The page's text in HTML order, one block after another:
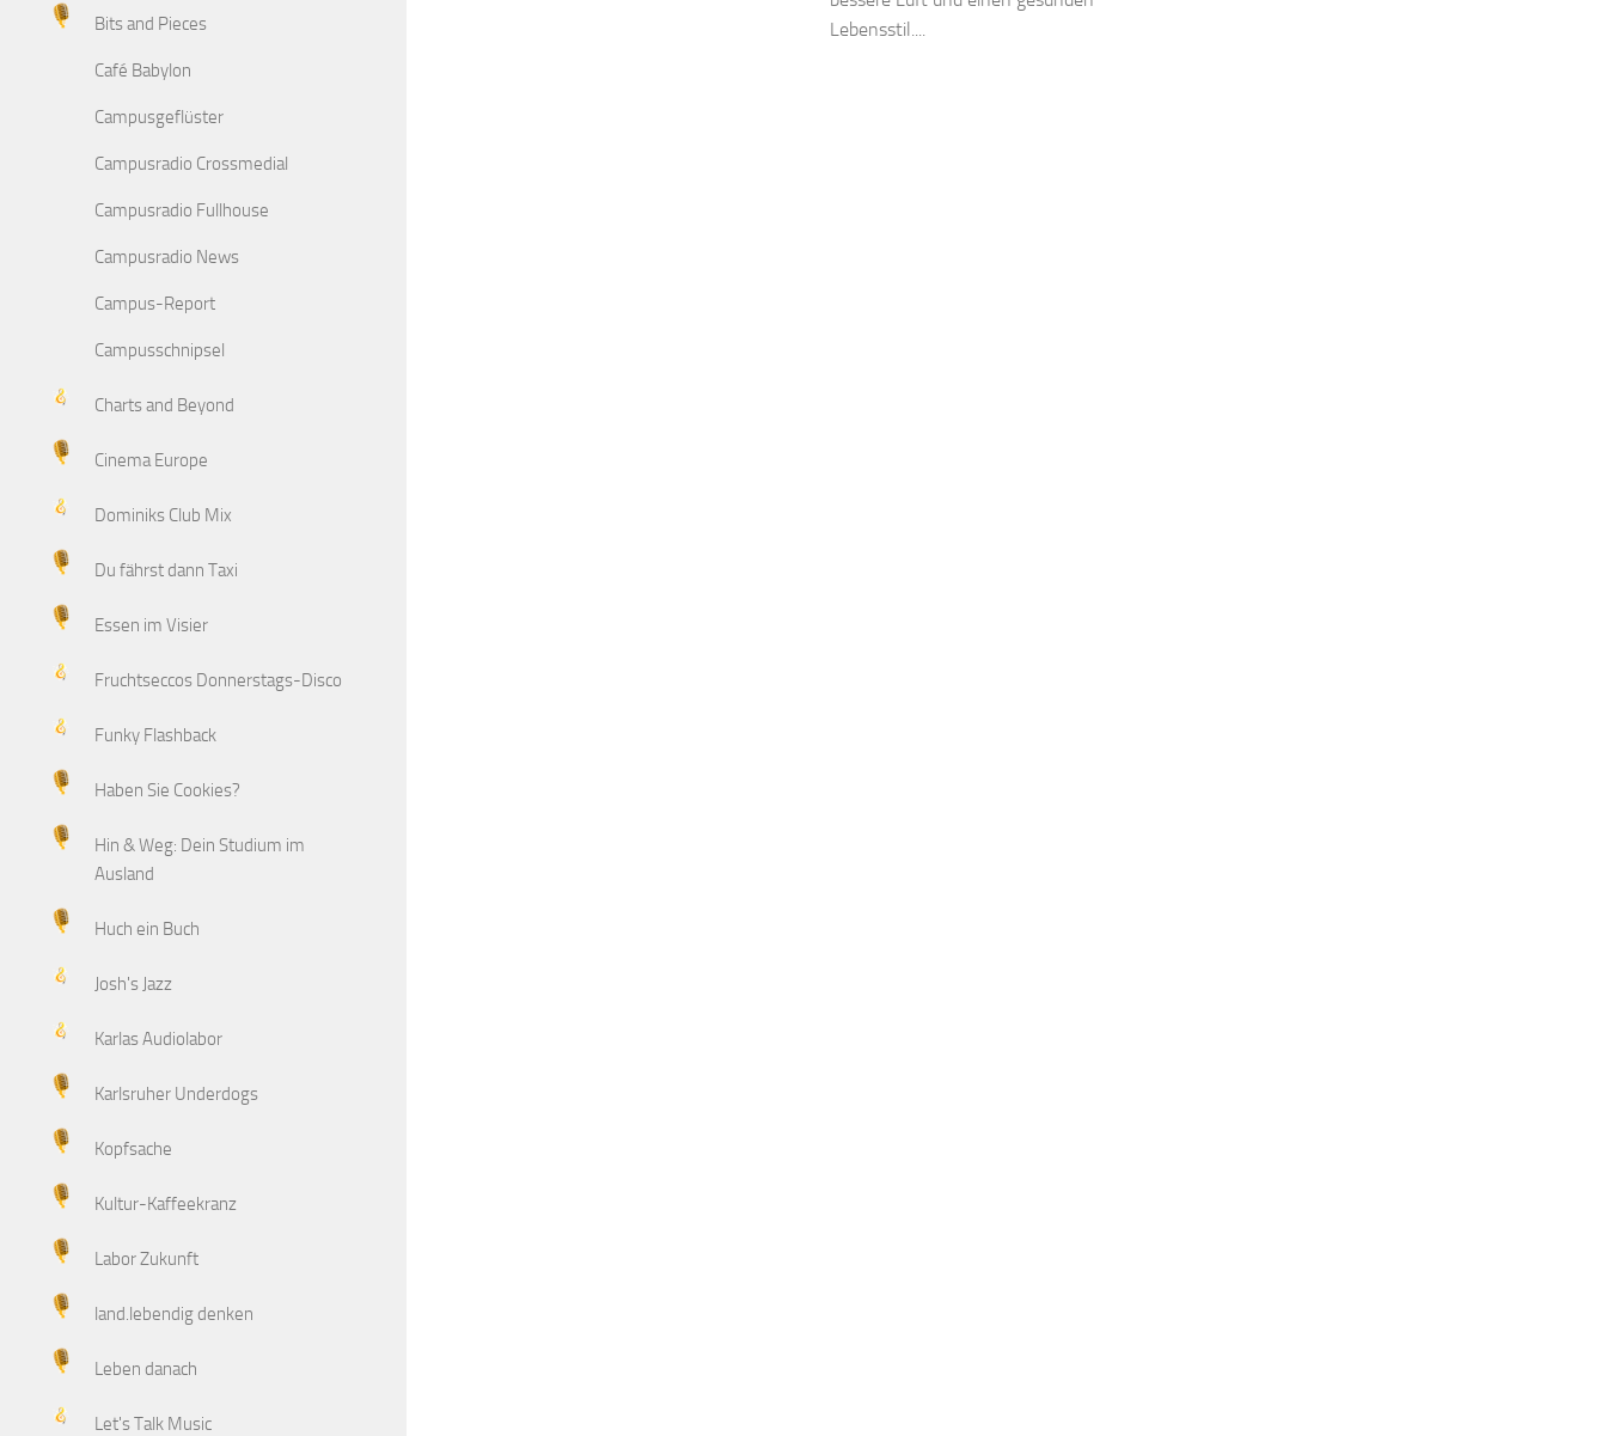
Lebensstil....
Bits and Pieces
Café Babylon
Campusgeflüster
Campusradio Crossmedial
Campusradio Fullhouse
Campusradio News
Campus-Report
Campusschnipsel
Charts and Beyond
Cinema Europe
Dominiks Club Mix
Du fährst dann Taxi
Essen im Visier
Fruchtseccos Donnerstags-Disco
Funky Flashback
Haben Sie Cookies?
Hin & Weg: Dein Studium im
Ausland
Huch ein Buch
Josh's Jazz
Karlas Audiolabor
Karlsruher Underdogs
Kopfsache
Kultur-Kaffeekranz
Labor Zukunft
land.lebendig denken
Leben danach
Let's Talk Music